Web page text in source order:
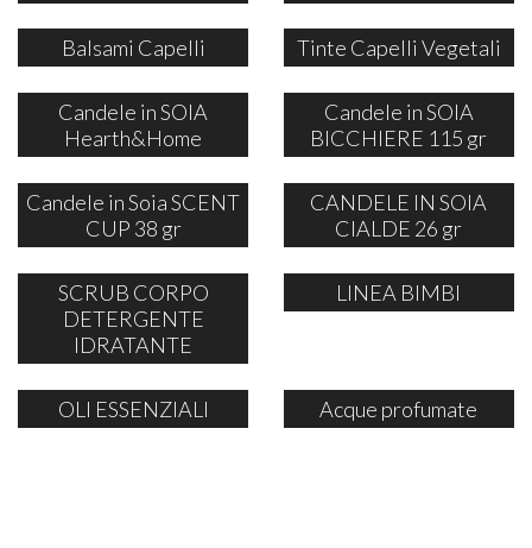
Balsami Capelli Tinte Capelli Vegetali
Candele in SOIA
Hearth&Home
Candele in SOIA
BICCHIERE 115 gr
Candele in Soia SCENT
CUP 38 gr
CANDELE IN SOIA
CIALDE 26 gr
SCRUB CORPO
DETERGENTE
IDRATANTE
LINEA BIMBI
OLI ESSENZIALI Acque profumate